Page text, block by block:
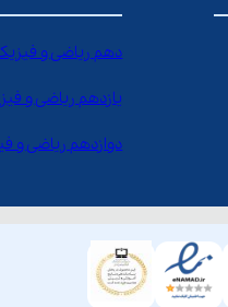
دهم ریاضی و
یازدهم ریاضی و
دوازدهم ریاضی و